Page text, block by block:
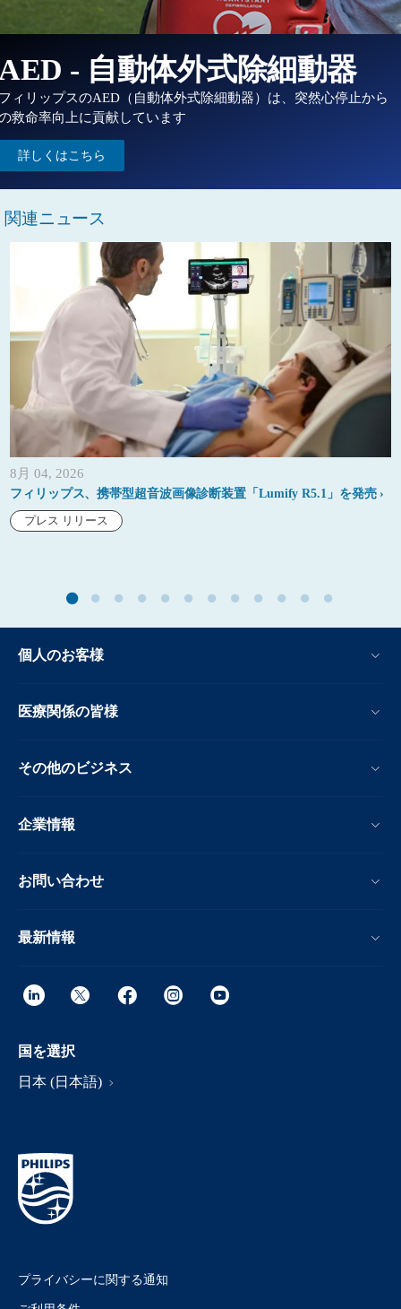
- 自動体外式除細動器
ィリップスのAED（自動体外式除細動器）は、突然心停止から
救命率向上に貢献しています
詳しくはこちら
関連ニュース
8月 04, 2026
フィリップス、携帯型超音波画像診断装置「Lumify R5.1」を発売
プレス リリース
個人のお客様
医療関係の皆様
その他のビジネス
企業情報
お問い合わせ
最新情報
国を選択
日本 (日本語)
プライバシーに関する通知